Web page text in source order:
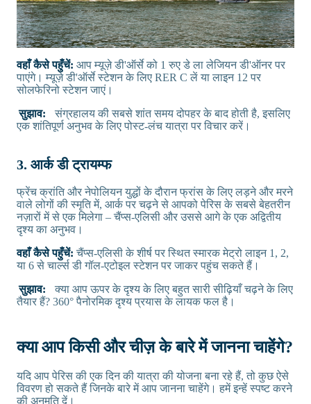
वहाँ कैसे पहुँचें: आप म्यूज़े डी'ऑर्से को 1 रुए डे ला लेजियन डी'ऑनर पर
पाएंगे। म्यूज़े डी'ऑर्से स्टेशन के लिए RER C लें या लाइन 12 पर
सोलफेरिनो स्टेशन जाएं।
सुझाव:
संग्रहालय की सबसे शांत समय दोपहर के बाद होती है, इसलिए
एक शांतिपूर्ण अनुभव के लिए पोस्ट-लंच यात्रा पर विचार करें।
3. आर्क डी ट्रायम्फ
फ्रेंच क्रांति और नेपोलियन युद्धों के दौरान फ्रांस के लिए लड़ने और मरने
वाले लोगों की स्मृति में, आर्क पर चढ़ने से आपको पेरिस के सबसे बेहतरीन
नज़ारों में से एक मिलेगा – चैंप्स-एलिसी और उससे आगे के एक अद्वितीय
दृश्य का अनुभव।
वहाँ कैसे पहुँचें:चैंप्स-एलिसी के शीर्ष पर स्थित स्मारक मेट्रो लाइन 1, 2,
या 6 से चार्ल्स डी गॉल-एटोइल स्टेशन पर जाकर पहुंच सकते हैं।
सुझाव:
क्या आप ऊपर के दृश्य के लिए बहुत सारी सीढ़ियाँ चढ़ने के लिए
तैयार हैं? 360° पैनोरमिक दृश्य प्रयास के लायक फल है।
क्या आप किसी और चीज़ के बारे में जानना चाहेंगे?
यदि आप पेरिस की एक दिन की यात्रा की योजना बना रहे हैं, तो कुछ ऐसे
विवरण हो सकते हैं जिनके बारे में आप जानना चाहेंगे। हमें इन्हें स्पष्ट करने
की अनुमति दें।